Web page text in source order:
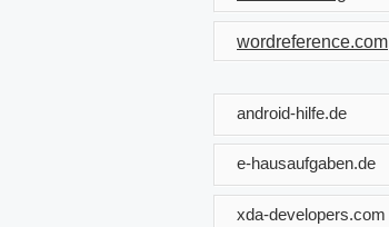
wordreference.com
android-hilfe.de
e-hausaufgaben.de
xda-developers.com